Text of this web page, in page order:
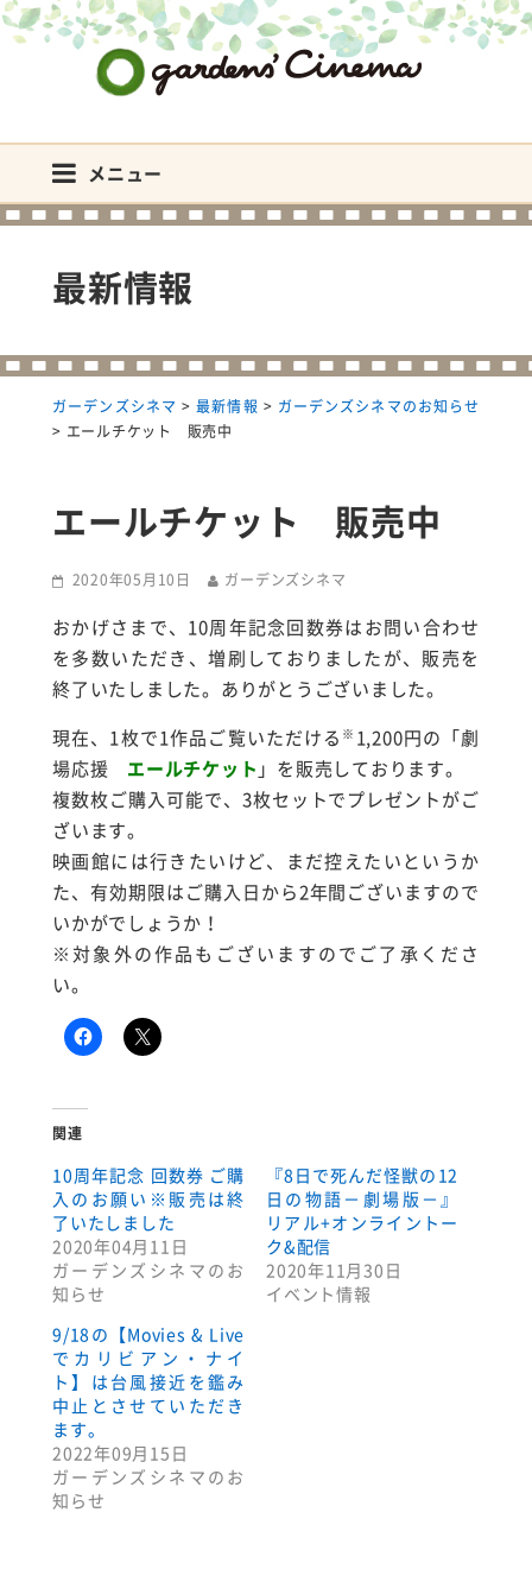
メニュー
最新情報
ガーデンズシネマ >最新情報 > ガーデンズシネマのお知らせ
> エールチケット 販売中
エールチケット 販売中
2020年05月10日 ガーデンズシネマ
おかげさまで、10周年記念回数券はお問い合わせ
を多数いただき、増刷しておりましたが、販売を
終了いたしました。ありがとうございました。
現在、1枚で1作品ご覧いただける ※ 1,200円の「劇
場応援 エールチケット 」を販売しております。
複数枚ご購入可能で、3枚セットでプレゼントがご
ざいます。
映画館には行きたいけど、まだ控えたいというか
た、有効期限はご購入日から2年間ございますので
いかがでしょうか！
※対象外の作品もございますのでご了承くださ
い。
関連
10周年記念 回数券 ご購
入のお願い※販売は終
了いたしました
2020年04月11日
ガーデンズシネマのお
知らせ
『8日で死んだ怪獣の12
日の物語－劇場版－』
リアル+オンライントー
ク&配信
2020年11月30日
イベント情報
9/18の【Movies & Live
でカリビアン・ナイ
ト】は台風接近を鑑み
中止とさせていただき
ます。
2022年09月15日
ガーデンズシネマのお
知らせ